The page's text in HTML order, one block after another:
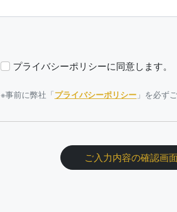
プライバシーポリシーに同意します。
※事前に弊社「プライバシーポリシー 」を必ず
ご入力内容の確認画